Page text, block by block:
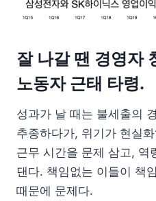
잘 나갈 땐 경영자
노동자 근태 타령.
성과가 날 때는 불세출의
추종하다가, 위기가 현실
근무 시간을 문제 삼고, 역
댄다. 책임없는 이들이 책
때문에 문제다.